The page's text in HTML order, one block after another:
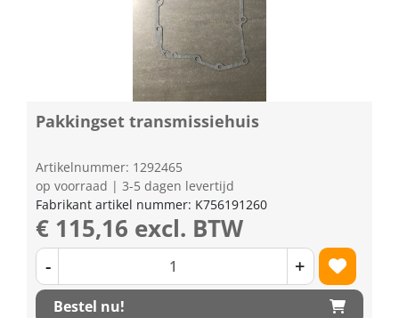
Pakkingset transmissiehuis
Artikelnummer: 1292465
op voorraad | 3-5 dagen levertijd
Fabrikant artikel nummer: K756191260
€ 115,16 excl. BTW
- +
Bestel nu!